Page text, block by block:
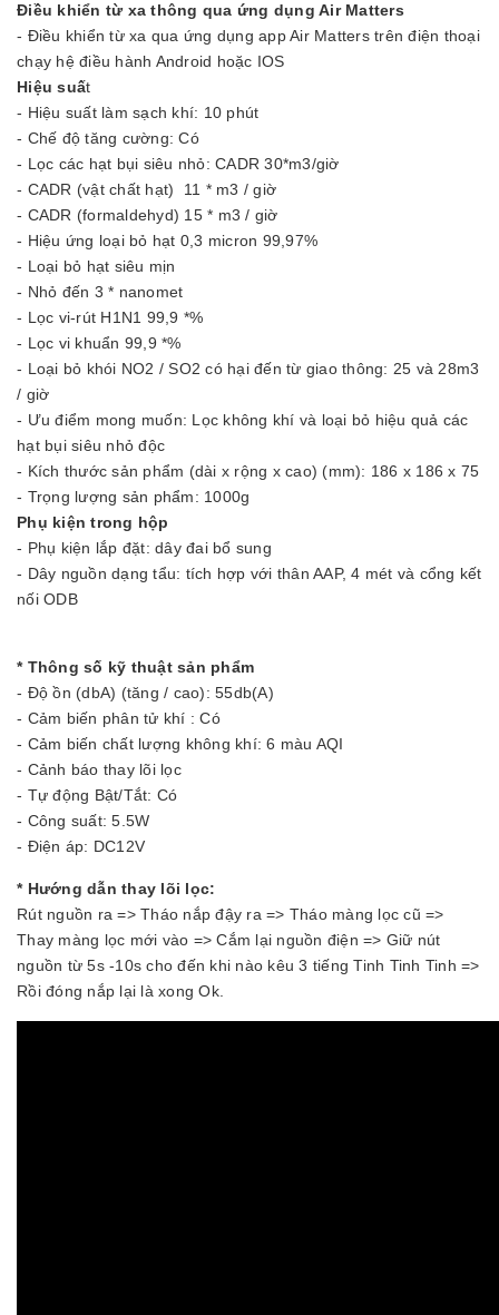
Điều khiển từ xa thông qua ứng dụng Air Matters
- Điều khiển từ xa qua ứng dụng app Air Matters trên điện thoại
chạy hệ điều hành Android hoặc IOS
Hiệu suất
- Hiệu suất làm sạch khí: 10 phút
- Chế độ tăng cường: Có
- Lọc các hạt bụi siêu nhỏ: CADR 30*m3/giờ
- CADR (vật chất hạt) 11 * m3 / giờ
- CADR (formaldehyd) 15 * m3 / giờ
- Hiệu ứng loại bỏ hạt 0,3 micron 99,97%
- Loại bỏ hạt siêu mịn
- Nhỏ đến 3 * nanomet
- Lọc vi-rút H1N1 99,9 *%
- Lọc vi khuẩn 99,9 *%
- Loại bỏ khói NO2 / SO2 có hại đến từ giao thông: 25 và 28m3
/ giờ
- Ưu điểm mong muốn: Lọc không khí và loại bỏ hiệu quả các
hạt bụi siêu nhỏ độc
- Kích thước sản phẩm (dài x rộng x cao) (mm): 186 x 186 x 75
- Trọng lượng sản phẩm: 1000g
Phụ kiện trong hộp
- Phụ kiện lắp đặt: dây đai bổ sung
- Dây nguồn dạng tẩu: tích hợp với thân AAP, 4 mét và cổng kết
nối ODB
* Thông số kỹ thuật sản phẩm
- Độ ồn (dbA) (tăng / cao): 55db(A)
- Cảm biến phân tử khí : Có
- Cảm biến chất lượng không khí: 6 màu AQI
- Cảnh báo thay lõi lọc
- Tự động Bật/Tắt: Có
- Công suất: 5.5W
- Điện áp: DC12V
* Hướng dẫn thay lõi lọc:
Rút nguồn ra => Tháo nắp đậy ra => Tháo màng lọc cũ =>
Thay màng lọc mới vào => Cắm lại nguồn điện => Giữ nút
nguồn từ 5s -10s cho đến khi nào kêu 3 tiếng Tinh Tinh Tinh =>
Rồi đóng nắp lại là xong Ok.